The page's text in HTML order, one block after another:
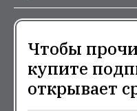
Чтобы
купите
открывает